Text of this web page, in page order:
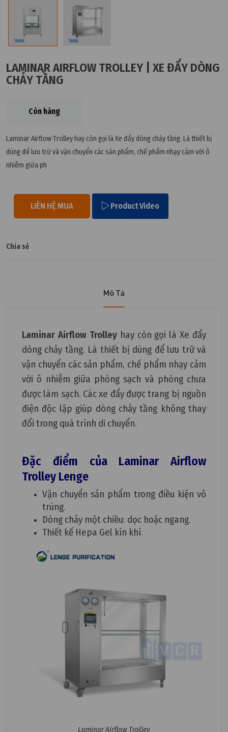
LAMINAR AIRFLOW TROLLEY | XE ĐẨY DÒNG
CHẢY TẦNG
Còn hàng
Laminar Airflow Trolley hay còn gọi là Xe đẩy dòng chảy tầng. Là thiết bị
dùng để lưu trữ và vận chuyển các sản phẩm, chế phẩm nhạy cảm với ô
nhiễm giữa ph
LIÊN HỆ MUA Product Video
Chia sẻ
Mô Tả
Laminar Airflow Trolleyhay còn gọi là Xe đẩy
dòng chảy tầng. Là thiết bị dùng để lưu trữ và
vận chuyển các sản phẩm, chế phẩm nhạy cảm
với ô nhiễm giữa phòng sạch và phòng chưa
được làm sạch. Các xe đẩy được trang bị nguồn
điện độc lập giúp dòng chảy tầng không thay
đổi trong quá trình di chuyển.
Đặc điểm của Laminar Airflow
Trolley Lenge
Vận chuyển sản phẩm trong điều kiện vô
trùng.
Dòng chảy một chiều: dọc hoặc ngang.
Thiết kế Hepa Gel kín khí.
Laminar Airflow Trolley